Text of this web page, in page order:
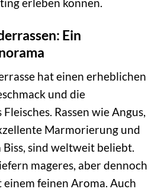
Ein
hat einen erheblichen
und die
Rassen wie Angus,
Marmorierung und
sind weltweit beliebt.
mageres, aber dennoch
einem feinen Aroma. Auch